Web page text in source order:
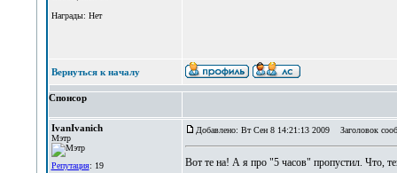
Награды: Нет
Вернуться к началу
Спонсор
IvanIvanich
Мэтр
Репутация: 19
Добавлено: Вт Сен 8 14:21:13 2009 Заголовок
Вот те на! А я про "5 часов" пропустил. Что,